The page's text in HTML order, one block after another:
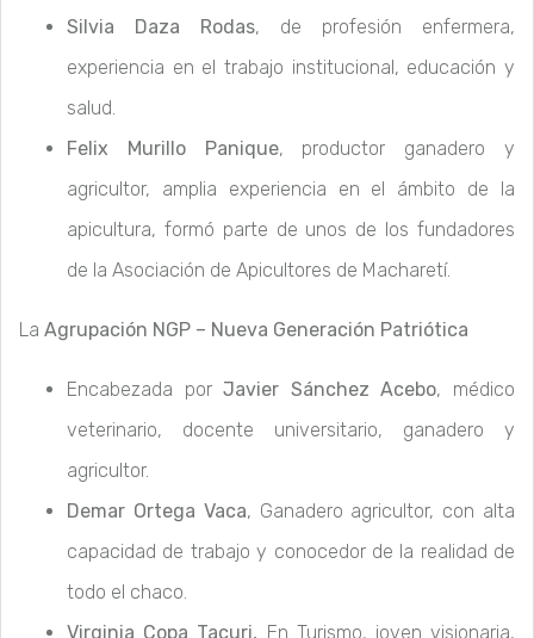
Silvia Daza Rodas, de profesión enfermera,
experiencia en el trabajo institucional, educación y
salud.
Felix Murillo Panique, productor ganadero y
agricultor, amplia experiencia en el ámbito de la
apicultura, formó parte de unos de los fundadores
de la Asociación de Apicultores de Macharetí.
La Agrupación NGP – Nueva Generación Patriótica
Encabezada porJavier Sánchez Acebo, médico
veterinario, docente universitario, ganadero y
agricultor.
Demar Ortega Vaca, Ganadero agricultor, con alta
capacidad de trabajo y conocedor de la realidad de
todo el chaco.
Virginia Copa Tacuri, En Turismo, joven visionaria,